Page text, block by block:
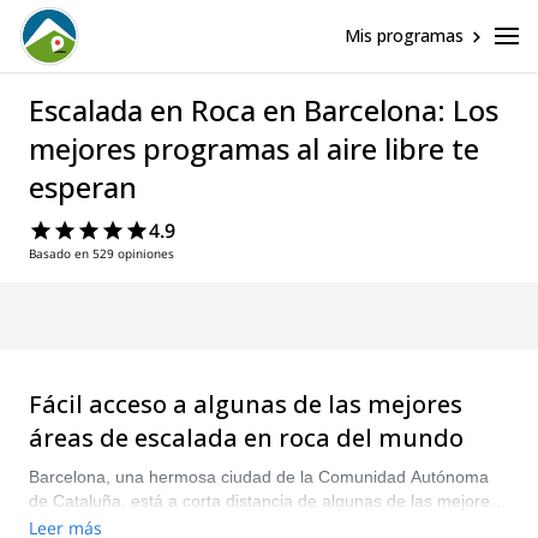
Mis programas
Escalada en Roca en Barcelona: Los
mejores programas al aire libre te
esperan
4.9
Basado en 529 opiniones
Fácil acceso a algunas de las mejores
áreas de escalada en roca del mundo
Barcelona, una hermosa ciudad de la Comunidad Autónoma
de Cataluña, está a corta distancia de algunas de las mejores
áreas de escalada en roca del mundo. Aquí, la escalada en
Leer más